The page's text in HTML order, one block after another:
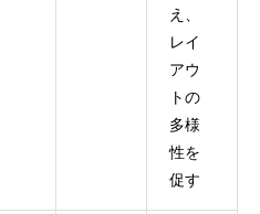
え、
レイ
アウ
トの
多様
性を
促す